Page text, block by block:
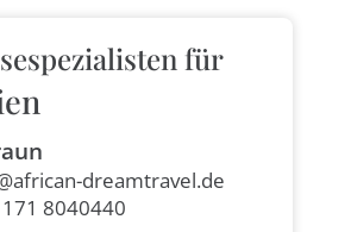
für
dreamtravel.de
8040440